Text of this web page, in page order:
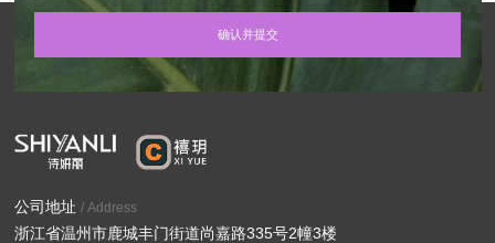
公司地址 / Address
浙江省温州市鹿城丰门街道尚嘉路335号2幢3楼